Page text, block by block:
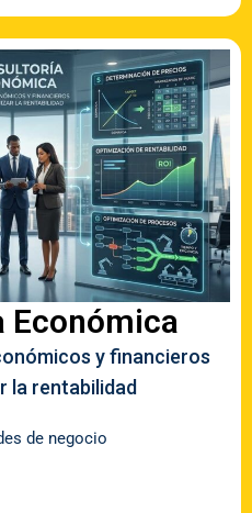
Económica
y financieros
la rentabilidad
de negocio